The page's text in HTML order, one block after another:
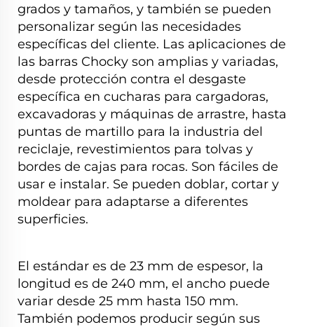
grados y tamaños, y también se pueden
personalizar según las necesidades
específicas del cliente. Las aplicaciones de
las barras Chocky son amplias y variadas,
desde protección contra el desgaste
específica en cucharas para cargadoras,
excavadoras y máquinas de arrastre, hasta
puntas de martillo para la industria del
reciclaje, revestimientos para tolvas y
bordes de cajas para rocas. Son fáciles de
usar e instalar. Se pueden doblar, cortar y
moldear para adaptarse a diferentes
superficies.
El estándar es de 23 mm de espesor, la
longitud es de 240 mm, el ancho puede
variar desde 25 mm hasta 150 mm.
También podemos producir según sus